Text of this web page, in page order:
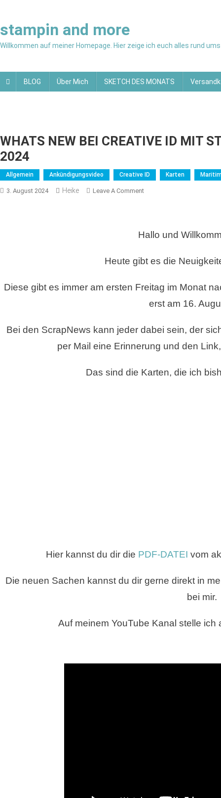
content
stampin and more
Willkommen auf meiner Homepage. Hier zeige ich euch alles rund
BLOG Über Mich SKETCH DES MONATS
WHATS NEW BEI CREATIVE ID MIT
2024
Allgemein Ankündigungsvideo Creative ID Karten
3. August 2024 Heike Leave A CommentOn
CREATIVE
MIT
MORE
IM
2024
Hallo und
Heute gibt es die
Diese gibt es immer am ersten Freitag im Monat
erst am 16.
Bei den ScrapNews kann jeder dabei sein, der
per Mail eine Erinnerung und den
Das sind die Karten, die ich
Hier kannst du dir die PDF-DATEI vom
Die neuen Sachen kannst du dir gerne direkt in
bei mir.
Auf meinem YouTube Kanal stelle